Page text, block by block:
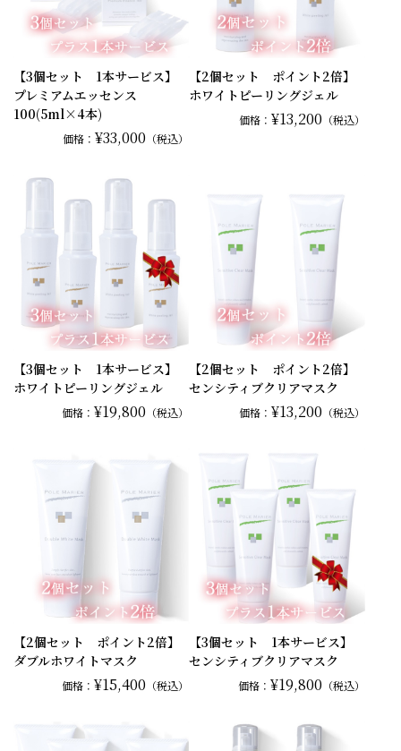
【3個セット 1本サービス】
プレミアムエッセンス
100(5ml×4本)
価格：¥33,000 （税込）
【2個セット ポイント2倍】
ホワイトピーリングジェル
価格： ¥13,200 （税込）
【3個セット 1本サービス】
ホワイトピーリングジェル
価格：¥19,800 （税込）
【2個セット ポイント2倍】
センシティブクリアマスク
価格： ¥13,200 （税込）
【2個セット ポイント2倍】
ダブルホワイトマスク
価格：¥15,400 （税込）
【3個セット 1本サービス】
センシティブクリアマスク
価格： ¥19,800 （税込）